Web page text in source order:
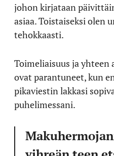
johon kirjataan
asiaa. Toistaiseksi olen
tehokkaasti.
Toimeliaisuus ja yhteen
ovat parantuneet, kun
pikaviestin lakkasi
puhelimessani.